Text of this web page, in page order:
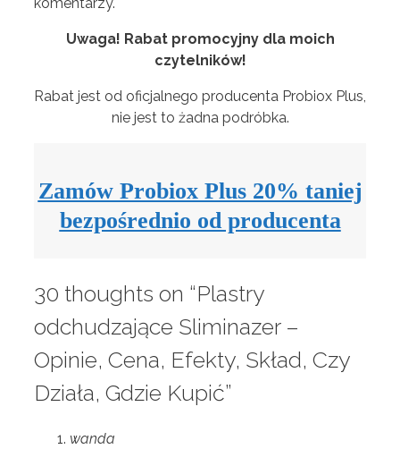
Uwaga! Rabat promocyjny dla moich
czytelników!
Rabat jest od oficjalnego producenta Probiox Plus,
nie jest to żadna podróbka.
Zamów Probiox Plus 20% taniej
bezpośrednio od producenta
30 thoughts on “Plastry
odchudzające Sliminazer –
Opinie, Cena, Efekty, Skład, Czy
Działa, Gdzie Kupić”
wanda